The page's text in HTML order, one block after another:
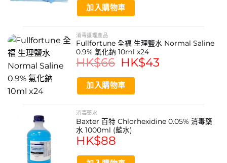
獨立包裝 (1ml x 50片) (59420600)
加入購物車
消毒護理產品
Fullfortune 全福 生理鹽水 Normal Saline
0.9% 氯化鈉 10ml x24
HK$66
Original
price
HK$66.
HK$43
加入購物車
消毒藥水
Baxter 百特 Chlorhexidine 0.05% 消毒藥
水 1000ml (藍水)
HK$88